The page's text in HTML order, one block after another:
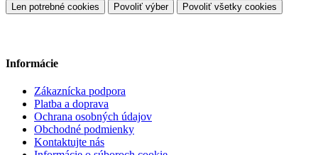
Len potrebné cookies
Povoliť výber Povoliť všetky cookies
Informácie
Zákaznícka podpora
Platba a doprava
Ochrana osobných údajov
Obchodné podmienky
Kontaktujte nás